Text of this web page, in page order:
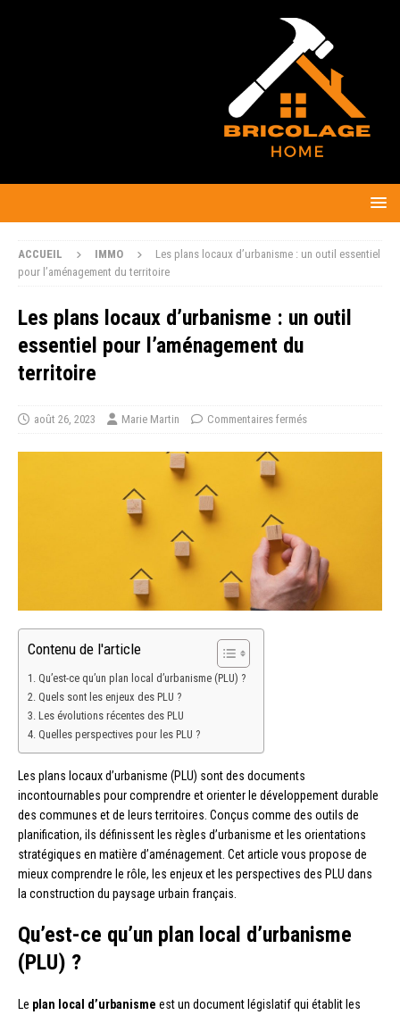
ACCUEIL IMMO
Les plans locaux d’urbanisme : un outil essentiel
pour l’aménagement du territoire
Les plans locaux d’urbanisme : un outil
essentiel pour l’aménagement du
territoire
août 26, 2023 Marie Martin Commentaires fermés
Contenu de l'article
Qu’est-ce qu’un plan local d’urbanisme (PLU) ?
Quels sont les enjeux des PLU ?
Les évolutions récentes des PLU
Quelles perspectives pour les PLU ?
Les plans locaux d’urbanisme (PLU) sont des documents
incontournables pour comprendre et orienter le développement durable
des communes et de leurs territoires. Conçus comme des outils de
planification, ils définissent les règles d’urbanisme et les orientations
stratégiques en matière d’aménagement. Cet article vous propose de
mieux comprendre le rôle, les enjeux et les perspectives des PLU dans
la construction du paysage urbain français.
Qu’est-ce qu’un plan local d’urbanisme
(PLU) ?
Le plan local d’urbanisme est un document législatif qui établit les